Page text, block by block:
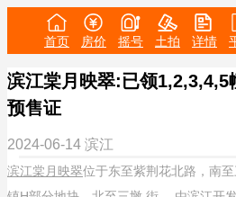
首页 房价 摇号 土拍 详情
滨江棠月映翠:已领1,2,3,4,5
预售证
2024-06-14 滨江
滨江棠月映翠位于东至紫荆花北路，南